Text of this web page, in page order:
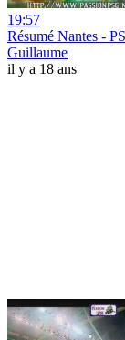
19:57
Résumé Nantes -
Guillaume
il y a 18 ans